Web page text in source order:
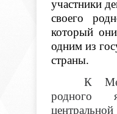
участники
своего
который
одним из
страны.
К
родного